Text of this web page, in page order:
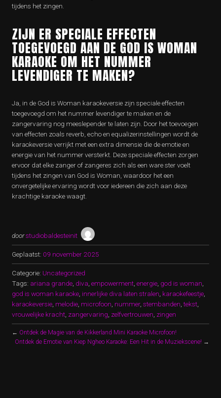
tijdens het zingen.
ZIJN ER SPECIALE EFFECTEN
TOEGEVOEGD AAN DE GOD IS WOMAN
KARAOKE OM HET NUMMER
LEVENDIGER TE MAKEN?
Ja, in de God is Woman karaokeversie zijn speciale effecten
toegevoegd om het nummer levendiger te maken en de
zangervaring nog meeslepender te laten zijn. Door het toevoegen
van effecten zoals reverb, echo en equalizerinstellingen wordt de
karaokeversie verrijkt met een extra dimensie die de emotie en
energie van het nummer versterkt. Deze speciale effecten zorgen
ervoor dat elke zanger of zangeres zich als een ware ster voelt
tijdens het zingen van God is Woman, waardoor het een
onvergetelijke ervaring wordt voor iedereen die zich aan deze
krachtige karaoke waagt.
doorstudiobaldesteinit
Geplaatst: 09 november 2025
Categorie: Uncategorized
Tags: ariana grande diva empowerment energie god is woman
god is woman karaoke innerlijke diva laten stralen karaokefeestje
karaokeversie melodie microfoon nummer, stembanden ,tekst
vrouwelijke kracht zangervaring zelfvertrouwen zingen
← Ontdek de Magie van de Kikkerland Mini Karaoke Microfoon!
Ontdek de Emotie van Kiep Ngheo Karaoke: Een Hit in de Muziekscene! →